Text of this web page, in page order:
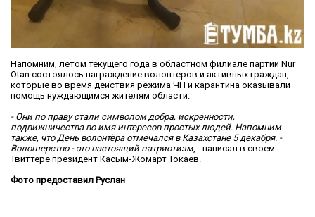
Напомним, летом текущего года в областном филиале партии Nur
Otan состоялось награждение волонтеров и активных граждан,
которые во время действия режима ЧП и карантина оказывали
помощь нуждающимся жителям области.
- Они по праву стали символом добра, искренности,
подвижничества во имя интересов простых людей. Напомним
также, что День волонтёра отмечался в Казахстане 5 декабря. -
Волонтерство - это настоящий патриотизм, - написал в своем
Твиттере президент Касым-Жомарт Токаев.
Фото предоставил Руслан